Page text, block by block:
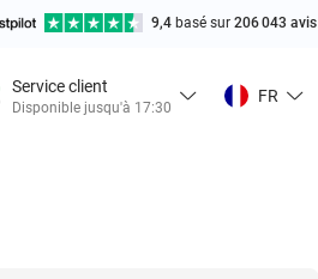
9,4 basé sur 206 043 avis
Service client
Disponible jusqu'à 17:30
FR